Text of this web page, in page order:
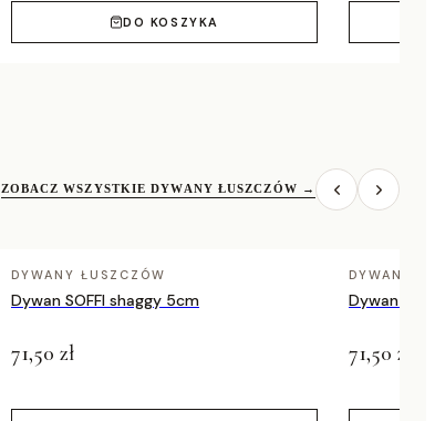
DO KOSZYKA
ZOBACZ WSZYSTKIE DYWANY ŁUSZCZÓW →
DYWANY ŁUSZCZÓW
Dywan SOFFI shaggy 5cm
71,50 zł
DYWANY
Dywan
71,50 zł